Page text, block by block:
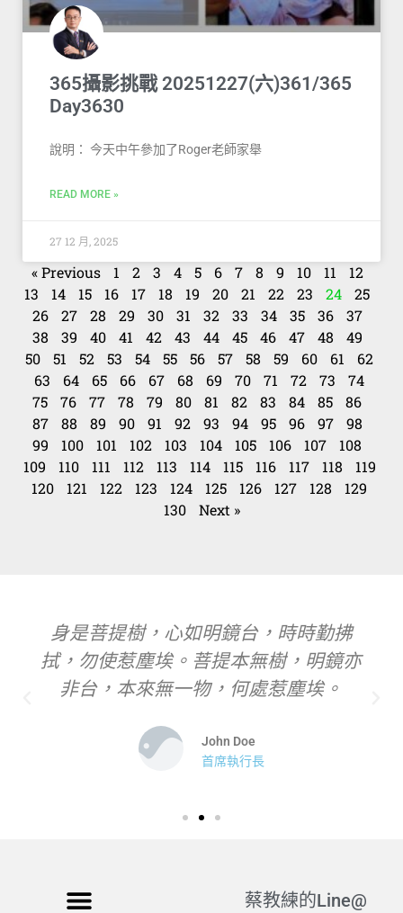
365攝影挑戰 20251227(六)361/365
Day3630
說明： 今天中午參加了Roger老師家舉
READ MORE »
27 12 月, 2025
« Previous 1 2 3 4 5 6 7 8 9 10 11
12
13
14 15 16 17 18 19 20 21 22 23 24
25
26
27 28 29 30 31 32 33 34 35 36
37
38
39 40 41 42 43 44 45 46 47 48
49
50
51 52 53 54 55 56 57 58 59 60 61
62
63
64 65 66 67 68 69 70 71 72 73
74
75
76 77 78 79 80 81 82 83 84 85
86
87
88 89 90 91 92 93 94 95 96 97
98
99
100 101 102 103 104 105 106 107
108
109
110 111 112 113 114 115 116 117 118
119
120
121 122 123 124 125 126 127 128
129
130
Next »
身是菩提樹，心如明鏡台，時時勤拂
拭，勿使惹塵埃。菩提本無樹，明鏡亦
非台，本來無一物，何處惹塵埃。
John Doe
首席執行長
蔡教練的Line@